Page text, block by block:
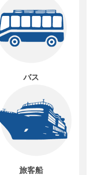
バス
旅客船